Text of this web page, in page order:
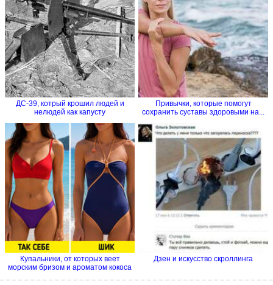
ДС-39, котрый крошил людей и
нелюдей как капусту
Привычки, которые помогут
сохранить суставы здоровыми на...
Купальники, от которых веет
морским бризом и ароматом кокоса
Дзен и искусство скроллинга